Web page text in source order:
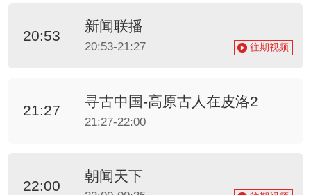
20:53
新闻联播
20:53-21:27 往期视频
21:27
寻古中国-高原古人在皮洛2
21:27-22:00
22:00
朝闻天下